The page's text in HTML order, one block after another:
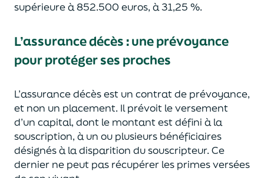
supérieure à 852.500 euros, à 31,25 %.
L’assurance décès :une prévoyance
pour protéger ses proches
L’assurance décès est un contrat de prévoyance,
et non un placement. Il prévoit le versement
d’un capital, dont le montant est défini à la
souscription, à un ou plusieurs bénéficiaires
désignés à la disparition du souscripteur. Ce
dernier ne peut pas récupérer les primes versées